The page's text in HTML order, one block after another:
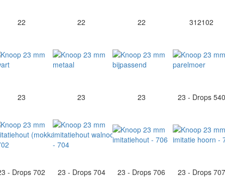
22 22 22 312102
23 23 23 23 - Drops
- Drops 702 23 - Drops 704 23 - Drops 706 23 - Drops